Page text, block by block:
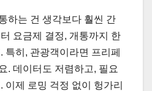
하는 건 생각보다 훨씬 간
요금제 결정, 개통까지 한
특히, 관광객이라면 프리페
. 데이터도 저렴하고, 필요
이제 로밍 걱정 없이 헝가리